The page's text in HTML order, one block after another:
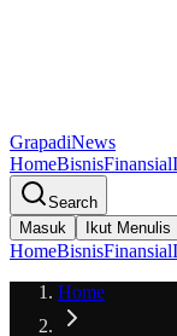
GrapadiNews
HomeBisnisFinansial
Search
Masuk
Ikut Menulis
HomeBisnisFinansial
Home